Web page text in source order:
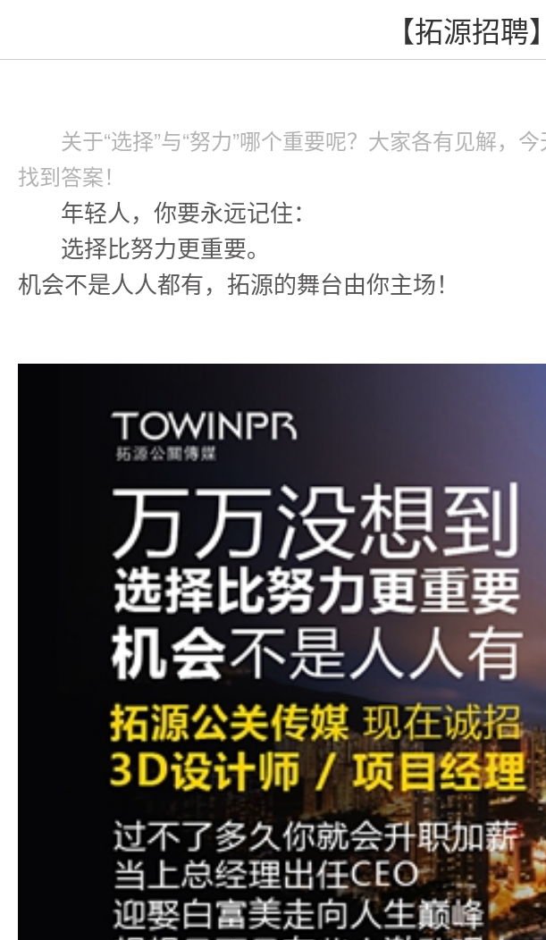
【拓源招聘
关于“选择”与“努力”哪个重要呢？大家各有见解，
找到答案！
年轻人，你要永远记住：
选择比努力更重要。
机会不是人人都有，拓源的舞台由你主场！